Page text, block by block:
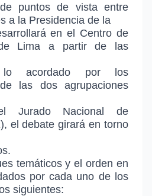
puntos de vista entre
a la Presidencia de la
en el Centro de
de Lima a partir de las
acordado por los
las dos agrupaciones
Jurado Nacional de
el debate girará en torno
temáticos y el orden en
por cada uno de los
siguientes: